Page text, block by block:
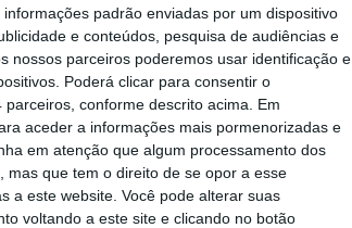
padrão enviadas por um dispositivo
e conteúdos, pesquisa de audiências e
nossos parceiros poderemos usar identificação e
Poderá clicar para consentir o
conforme descrito acima. Em
aceder a informações mais pormenorizadas e
em atenção que algum processamento dos
que tem o direito de se opor a esse
a este website. Você pode alterar suas
voltando a este site e clicando no botão